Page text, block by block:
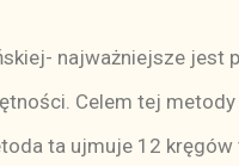
najważniejsze
Celem tej
ta ujmuje 12